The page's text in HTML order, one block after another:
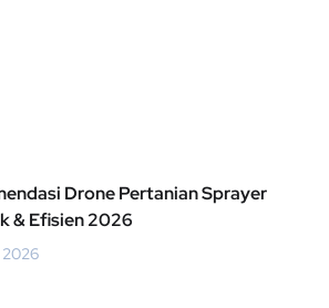
Drone Pertanian Sprayer
& Efisien 2026